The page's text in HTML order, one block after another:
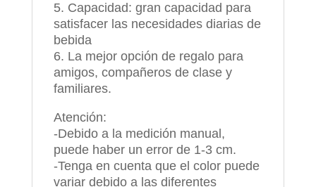
5. Capacidad: gran capacidad para
satisfacer las necesidades diarias de
bebida
6. La mejor opción de regalo para
amigos, compañeros de clase y
familiares.
Atención:
-Debido a la medición manual,
puede haber un error de 1-3 cm.
-Tenga en cuenta que el color puede
variar debido a las diferentes